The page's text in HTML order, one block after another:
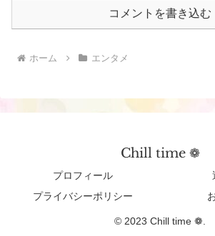
コメントを書き込む
ホーム エンタメ
Chill time ❁︎
プロフィール
プライバシーポリシー
© 2023 Chill time ❁︎.